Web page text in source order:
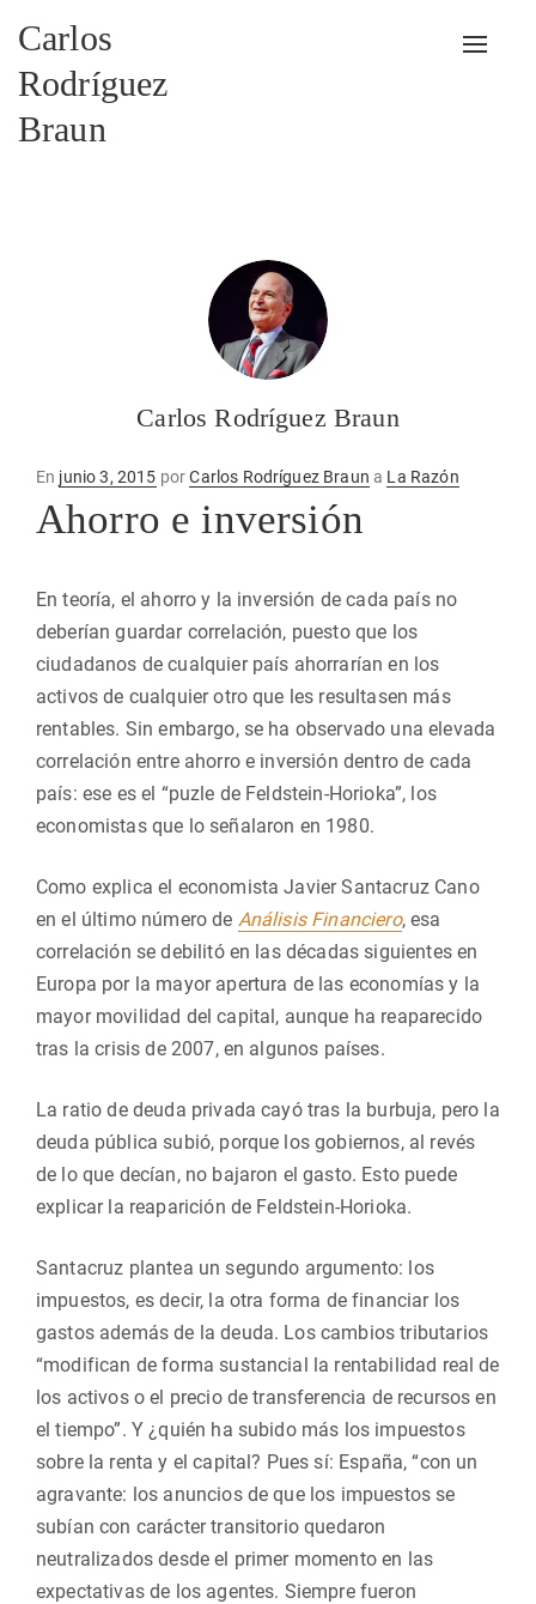
Carlos
Rodríguez
Braun
Carlos Rodríguez Braun
En Publicado
en
junio 3, 2015 porCarlos Rodríguez Braun a La Razón
Ahorro e inversión
En teoría, el ahorro y la inversión de cada país no
deberían guardar correlación, puesto que los
ciudadanos de cualquier país ahorrarían en los
activos de cualquier otro que les resultasen más
rentables. Sin embargo, se ha observado una elevada
correlación entre ahorro e inversión dentro de cada
país: ese es el “puzle de Feldstein-Horioka”, los
economistas que lo señalaron en 1980.
Como explica el economista Javier Santacruz Cano
en el último número de Análisis Financiero, esa
correlación se debilitó en las décadas siguientes en
Europa por la mayor apertura de las economías y la
mayor movilidad del capital, aunque ha reaparecido
tras la crisis de 2007, en algunos países.
La ratio de deuda privada cayó tras la burbuja, pero la
deuda pública subió, porque los gobiernos, al revés
de lo que decían, no bajaron el gasto. Esto puede
explicar la reaparición de Feldstein-Horioka.
Santacruz plantea un segundo argumento: los
impuestos, es decir, la otra forma de financiar los
gastos además de la deuda. Los cambios tributarios
“modifican de forma sustancial la rentabilidad real de
los activos o el precio de transferencia de recursos en
el tiempo”. Y ¿quién ha subido más los impuestos
sobre la renta y el capital? Pues sí: España, “con un
agravante: los anuncios de que los impuestos se
subían con carácter transitorio quedaron
neutralizados desde el primer momento en las
expectativas de los agentes. Siempre fueron